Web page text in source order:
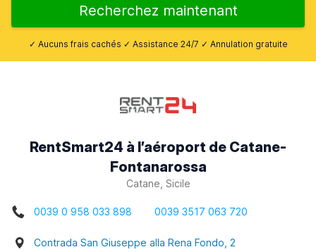
Recherchez maintenant
✓ Aucuns frais cachés ✓ Assistance 24/7 ✓ Annulation gratuite
RentSmart24 à l’aéroport de Catane-
Fontanarossa
Catane, Sicile
0039 0 958 033 898 0039 3517 063 720
Contrada San Giuseppe alla Rena Fondo, 2